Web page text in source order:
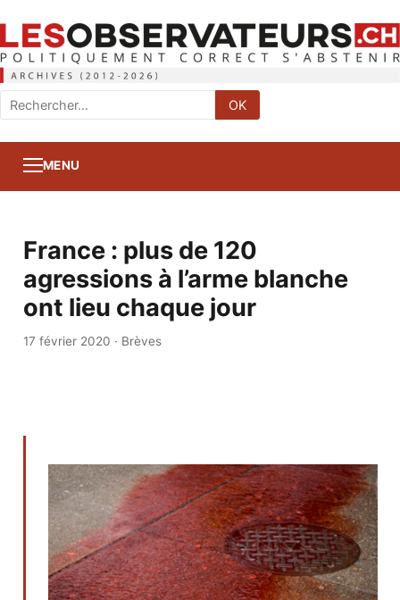
Rechercher
:
OK
MENU
France : plus de 120
agressions à l’arme blanche
ont lieu chaque jour
17 février 2020 · Brèves